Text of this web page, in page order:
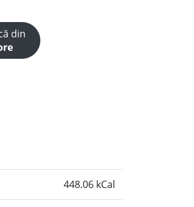
din
448.06 kCal